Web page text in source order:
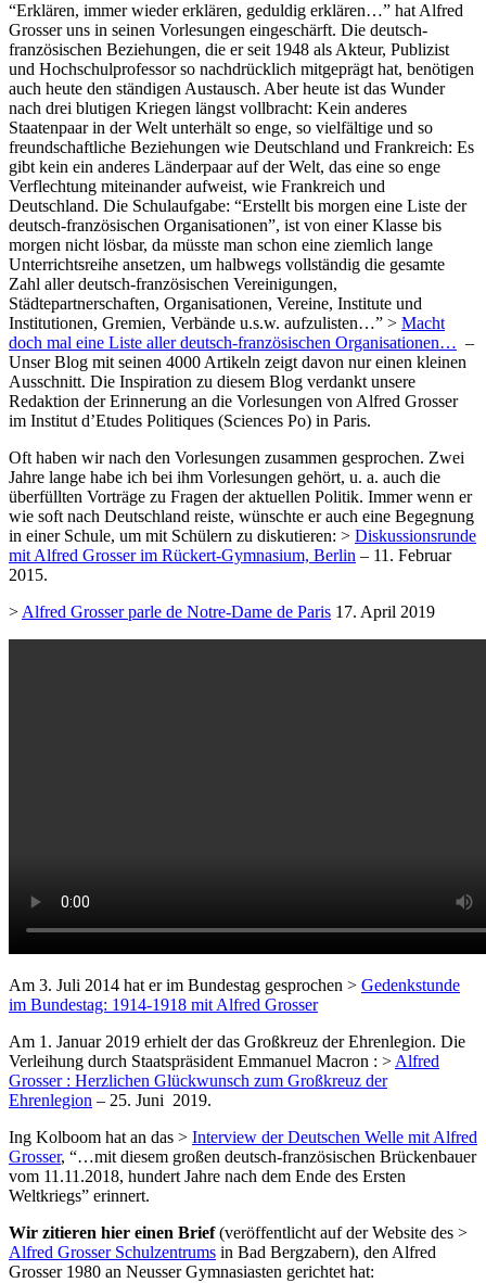
“Erklären, immer wieder erklären, geduldig erklären…” hat Alfred
Grosser uns in seinen Vorlesungen eingeschärft. Die deutsch-
französischen Beziehungen, die er seit 1948 als Akteur, Publizist
und Hochschulprofessor so nachdrücklich mitgeprägt hat, benötigen
auch heute den ständigen Austausch. Aber heute ist das Wunder
nach drei blutigen Kriegen längst vollbracht: Kein anderes
Staatenpaar in der Welt unterhält so enge, so vielfältige und so
freundschaftliche Beziehungen wie Deutschland und Frankreich: Es
gibt kein ein anderes Länderpaar auf der Welt, das eine so enge
Verflechtung miteinander aufweist, wie Frankreich und
Deutschland. Die Schulaufgabe: “Erstellt bis morgen eine Liste der
deutsch-französischen Organisationen”, ist von einer Klasse bis
morgen nicht lösbar, da müsste man schon eine ziemlich lange
Unterrichtsreihe ansetzen, um halbwegs vollständig die gesamte
Zahl aller deutsch-französischen Vereinigungen,
Städtepartnerschaften, Organisationen, Vereine, Institute und
Institutionen, Gremien, Verbände u.s.w. aufzulisten…” > Macht
doch mal eine Liste aller deutsch-französischen Organisationen… –
Unser Blog mit seinen 4000 Artikeln zeigt davon nur einen kleinen
Ausschnitt. Die Inspiration zu diesem Blog verdankt unsere
Redaktion der Erinnerung an die Vorlesungen von Alfred Grosser
im Institut d’Etudes Politiques (Sciences Po) in Paris.
Oft haben wir nach den Vorlesungen zusammen gesprochen. Zwei
Jahre lange habe ich bei ihm Vorlesungen gehört, u. a. auch die
überfüllten Vorträge zu Fragen der aktuellen Politik. Immer wenn er
wie soft nach Deutschland reiste, wünschte er auch eine Begegnung
in einer Schule, um mit Schülern zu diskutieren: > Diskussionsrunde
mit Alfred Grosser im Rückert-Gymnasium, Berlin – 11. Februar
2015.
>Alfred Grosser parle de Notre-Dame de Paris 17. April 2019
Am 3. Juli 2014 hat er im Bundestag gesprochen > Gedenkstunde
im Bundestag: 1914-1918 mit Alfred Grosser
Am 1. Januar 2019 erhielt der das Großkreuz der Ehrenlegion. Die
Verleihung durch Staatspräsident Emmanuel Macron : >Alfred
Grosser : Herzlichen Glückwunsch zum Großkreuz der
Ehrenlegion – 25. Juni 2019.
Ing Kolboom hat an das > Interview der Deutschen Welle mit Alfred
Grosser, “…mit diesem großen deutsch-französischen Brückenbauer
vom 11.11.2018, hundert Jahre nach dem Ende des Ersten
Weltkriegs” erinnert.
Wir zitieren hier einen Brief(veröffentlicht auf der Website des >
Alfred Grosser Schulzentrums in Bad Bergzabern), den Alfred
Grosser 1980 an Neusser Gymnasiasten gerichtet hat: